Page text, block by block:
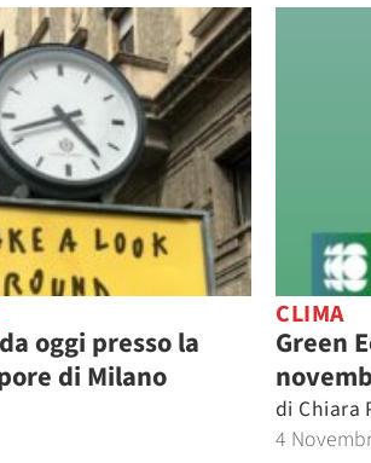
oggi presso la
di Milano
CLIMA
Green
di Chiara
4